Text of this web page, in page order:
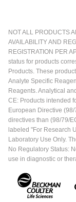
NOT ALL PRODUCTS
AVAILABILITY AND
REGISTRATION PER
status for products
Products. These
Analyte Specific
Reagents. Analytical
CE: Products intended
European Directive
directives than (98/79/
labeled "For Research
Laboratory Use Only.
No Regulatory Status:
use in diagnostic or